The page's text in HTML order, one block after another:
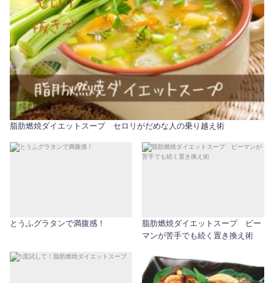
脂肪燃焼ダイエットスープ セロリがだめな人の乗り越え術
とうふグラタンで満腹感！
脂肪燃焼ダイエットスープ ピー
マンが苦手でも続く置き換え術